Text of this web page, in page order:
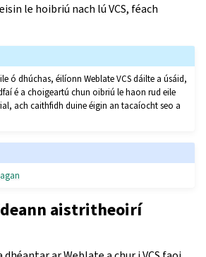
le hoibriú nach lú VCS, féach
ó dhúchas, éilíonn Weblate VCS dáilte a úsáid,
é a choigeartú chun oibriú le haon rud eile
ach caithfidh duine éigin an tacaíocht seo a
aistritheoirí